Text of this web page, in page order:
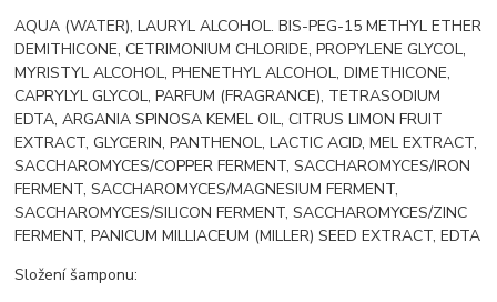
AQUA (WATER), LAURYL ALCOHOL. BIS-PEG-15 METHYL ETHER
DEMITHICONE, CETRIMONIUM CHLORIDE, PROPYLENE GLYCOL,
MYRISTYL ALCOHOL, PHENETHYL ALCOHOL, DIMETHICONE,
CAPRYLYL GLYCOL, PARFUM (FRAGRANCE), TETRASODIUM
EDTA, ARGANIA SPINOSA KEMEL OIL, CITRUS LIMON FRUIT
EXTRACT, GLYCERIN, PANTHENOL, LACTIC ACID, MEL EXTRACT,
SACCHAROMYCES/COPPER FERMENT, SACCHAROMYCES/IRON
FERMENT, SACCHAROMYCES/MAGNESIUM FERMENT,
SACCHAROMYCES/SILICON FERMENT, SACCHAROMYCES/ZINC
FERMENT, PANICUM MILLIACEUM (MILLER) SEED EXTRACT, EDTA
Složení šamponu: